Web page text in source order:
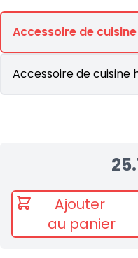
Accessoire de
Accessoire de
Ajouter
au panier